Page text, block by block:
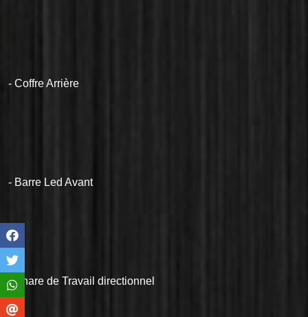
- Coffre Arrière
- Barre Led Avant
- Phare de Travail directionnel